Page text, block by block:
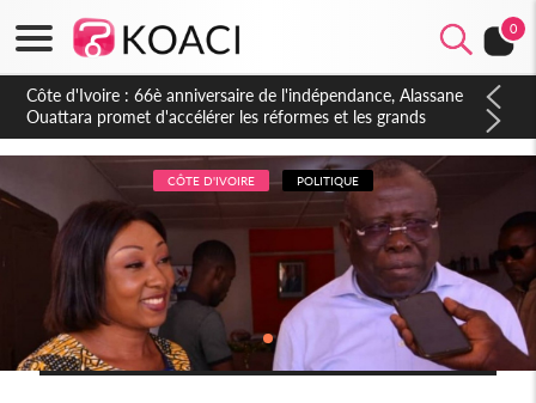
0
Côte d'Ivoire : À Abidjan, Amadou Oury Bah admire le modèle
ivoirien et veut s'en inspirer pour accélérer le développement
de la Guinée
CÔTE D'IVOIRE POLITIQUE